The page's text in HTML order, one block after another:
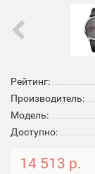
Рейтинг:
Производитель:
Модель:
Доступно:
14 513 р.